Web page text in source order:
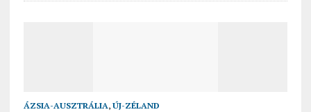
ÁZSIA-AUSZTRÁLIA, ÚJ-ZÉLAND